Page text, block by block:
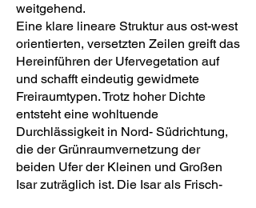
weitgehend.
Eine klare lineare Struktur aus ost-west
orientierten, versetzten Zeilen greift das
Hereinführen der Ufervegetation auf
und schafft eindeutig gewidmete
Freiraumtypen. Trotz hoher Dichte
entsteht eine wohltuende
Durchlässigkeit in Nord- Südrichtung,
die der Grünraumvernetzung der
beiden Ufer der Kleinen und Großen
Isar zuträglich ist. Die Isar als Frisch-